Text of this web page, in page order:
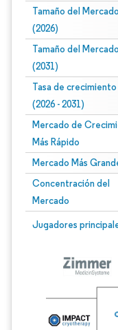
Tamaño del Mercado
(2026)
Tamaño del Mercado
(2031)
Tasa de crecimiento
(2026 - 2031)
Mercado de
Más Rápido
Mercado Más
Concentración del
Mercado
Jugadores
Imagen © Mordor